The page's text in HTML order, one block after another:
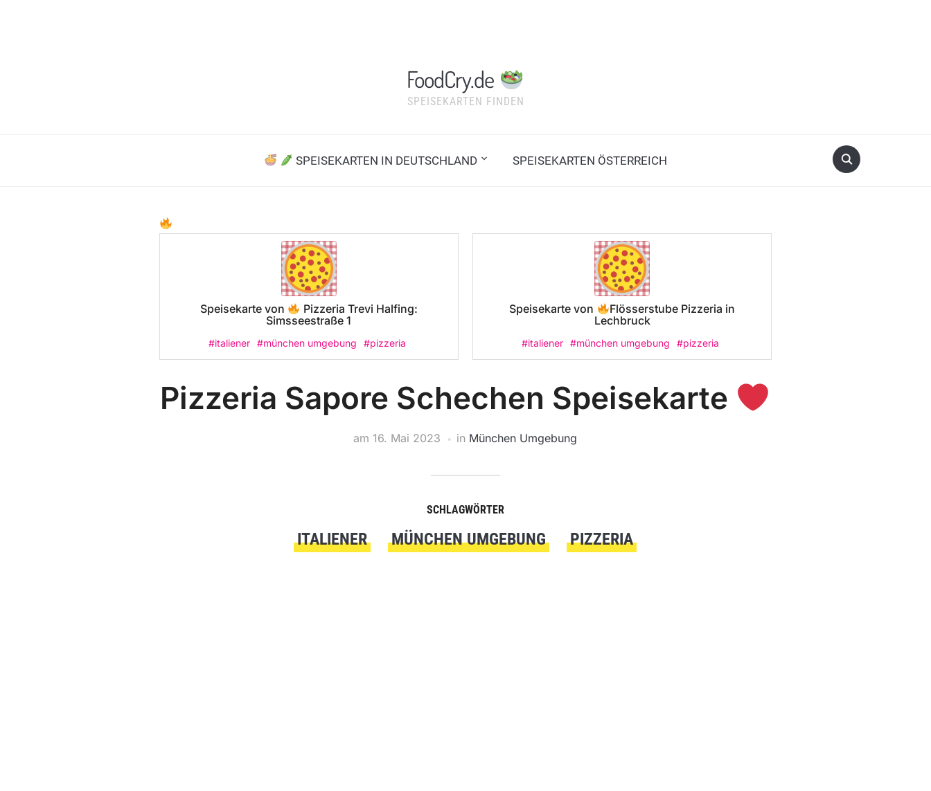
FoodCry.de
SPEISEKARTEN FINDEN
SPEISEKARTEN IN DEUTSCHLAND SPEISEKARTEN ÖSTERREICH
Speisekarte von
Pizzeria Trevi Halfing:
Simsseestraße 1
#italiener #münchen umgebung #pizzeria
Speisekarte von
Flösserstube Pizzeria in
Lechbruck
#italiener #münchen umgebung #pizzeria
Pizzeria Sapore Schechen Speisekarte
am 16. Mai 2023 in München Umgebung
SCHLAGWÖRTER
ITALIENER MÜNCHEN UMGEBUNG PIZZERIA